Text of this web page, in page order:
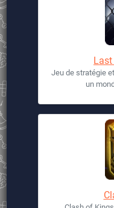
Jeu de stratégie
un